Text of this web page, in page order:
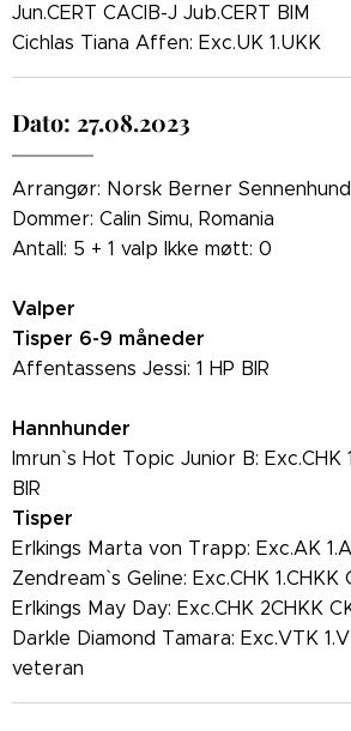
Jun.CERT CACIB-J Jub.CERT BIM
Cichlas Tiana Affen: Exc.UK 1.UKK
Dato: 27.08.2023
Arrangør: Norsk Berner
Dommer: Calin Simu, Romania
Antall: 5 + 1 valp Ikke møtt: 0
Valper
Tisper 6-9 måneder
Affentassens Jessi: 1 HP BIR
Hannhunder
Imrun` s Hot Topic Junior B: Exc.CHK
BIR
Tisper
Erlkings Marta von Trapp: Exc.AK
Zendream` s Geline: Exc.CHK 1.CHKK
Erlkings May Day: Exc.CHK 2CHKK
Darkle Diamond Tamara: Exc.VTK
veteran